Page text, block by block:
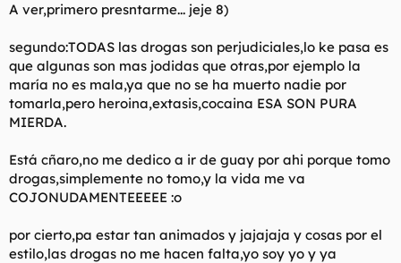
A ver,primero presntarme... jeje 8)
segundo:TODAS las drogas son perjudiciales,lo ke pasa es
que algunas son mas jodidas que otras,por ejemplo la
maría no es mala,ya que no se ha muerto nadie por
tomarla,pero heroina,extasis,cocaina ESA SON PURA
MIERDA.
Está cñaro,no me dedico a ir de guay por ahi porque tomo
drogas,simplemente no tomo,y la vida me va
COJONUDAMENTEEEEE :o
por cierto,pa estar tan animados y jajajaja y cosas por el
estilo,las drogas no me hacen falta,yo soy yo y ya